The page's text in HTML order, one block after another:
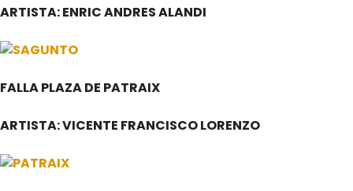
ARTISTA: ENRIC ANDRES ALANDI
FALLA PLAZA DE PATRAIX
ARTISTA: VICENTE FRANCISCO LORENZO